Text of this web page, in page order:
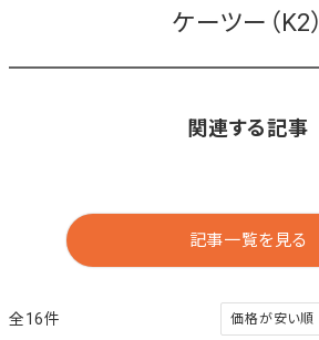
ケーツー（K2）
関連する記事
記事一覧を見る
価格が安い順
16